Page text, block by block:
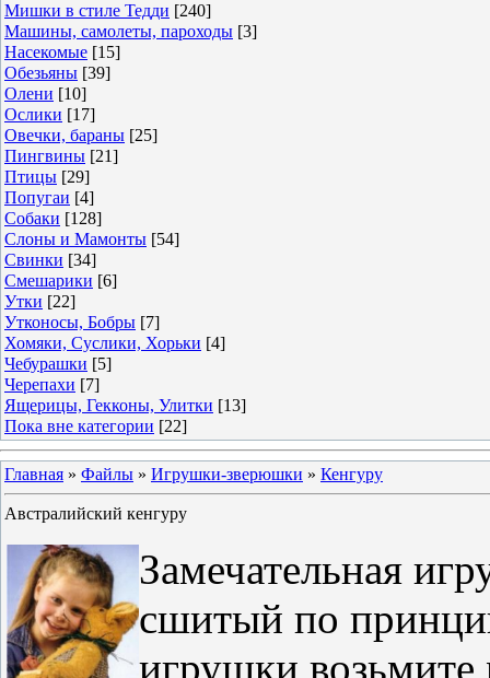
Мишки в стиле Тедди [240]
Машины, самолеты, пароходы [3]
Насекомые [15]
Обезьяны [39]
Олени [10]
Ослики [17]
Овечки, бараны [25]
Пингвины [21]
Птицы [29]
Попугаи [4]
Собаки [128]
Слоны и Мамонты [54]
Свинки [34]
Смешарики [6]
Утки [22]
Утконосы, Бобры [7]
Хомяки, Суслики, Хорьки [4]
Чебурашки [5]
Черепахи [7]
Ящерицы, Гекконы, Улитки [13]
Пока вне категории [22]
Главная » Файлы » Игрушки-зверюшки » Кенгуру
Австралийский кенгуру
Замечательная
сшитый по
игрушки возьмите